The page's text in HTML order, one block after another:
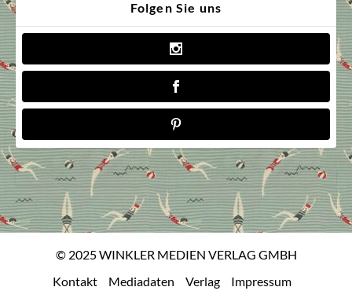
Folgen Sie uns
© 2025 WINKLER MEDIEN VERLAG GMBH
Kontakt
Mediadaten Verlag
Impressum